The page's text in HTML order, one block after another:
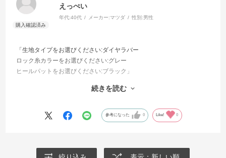
えっぺい
年代:40代 メーカー:マツダ 性別:男性
「生地タイプをお選びください:ダイヤラバー
ロック糸カラーをお選びください:グレー
ヒールパットをお選びください:ブラック」
とても安いので、品質が心配でしたが、生地も生地端の糸もしっかり
とてもコスパが良いです👍良い買い物が出来ました♪
続きを読む
参考になった 0 Like! 0